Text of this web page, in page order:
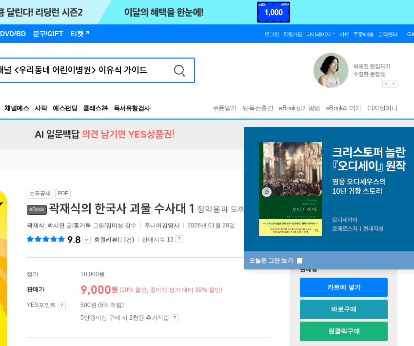
DVD/BD 문구/GIFT 티켓 로그인 회원가입 마이페이지 카트 주문/배송 고객센터
채널예스 사락 예스펀딩 클래스24
독서유형검사
RBTI Lab
쿠폰받기 단독선출간 eBook필기방법 eBook리더기 디지털머니
오늘은 그만 보기
AI 일문백답 의견 남기면 YES상품권!
소득공제 PDF
eBook 곽재식의 한국사 괴물 수사대 1 정약용과 도깨비의 한판 대결![ PDF ]
곽재식 , 박시연 글/홍거북 그림/김미성 감수 주니어김영사 2026년 01월 28일
9.8 회원리뷰(13건) 판매지수 12
정가 10,000원
판매가 9,000원 (10% 할인, 종이책 정가 대비 39% 할인)
YES포인트
500원 (5% 적립)
5만원이상 구매 시 2천원 추가적립
판매중
카트에 넣기
바로구매
원클릭구매